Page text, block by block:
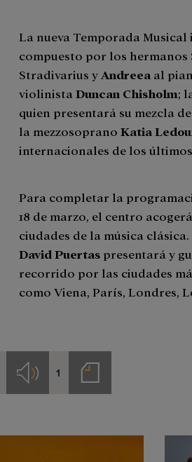
La nueva Temporada
compuesto por los
Stradivarius y Andreea al
violinistaDuncan Chisholm;
quien presentará su mezcla
la mezzosopranoKatia
internacionales de los
Para completar la
18 de marzo, el centro
ciudades de la música
David Puertas presentará y
recorrido por las ciudades
como Viena, París, Londres,
Audios
1
Notas
de